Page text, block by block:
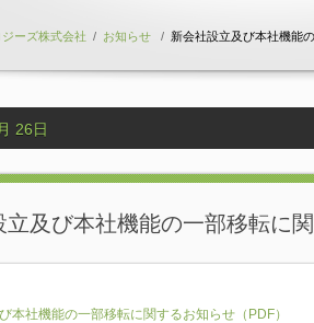
ーズ株式会社 / お知らせ / 新会社設立及び本社機能
26日
立及び本社機能の一部移転に
本社機能の一部移転に関するお知らせ（PDF）